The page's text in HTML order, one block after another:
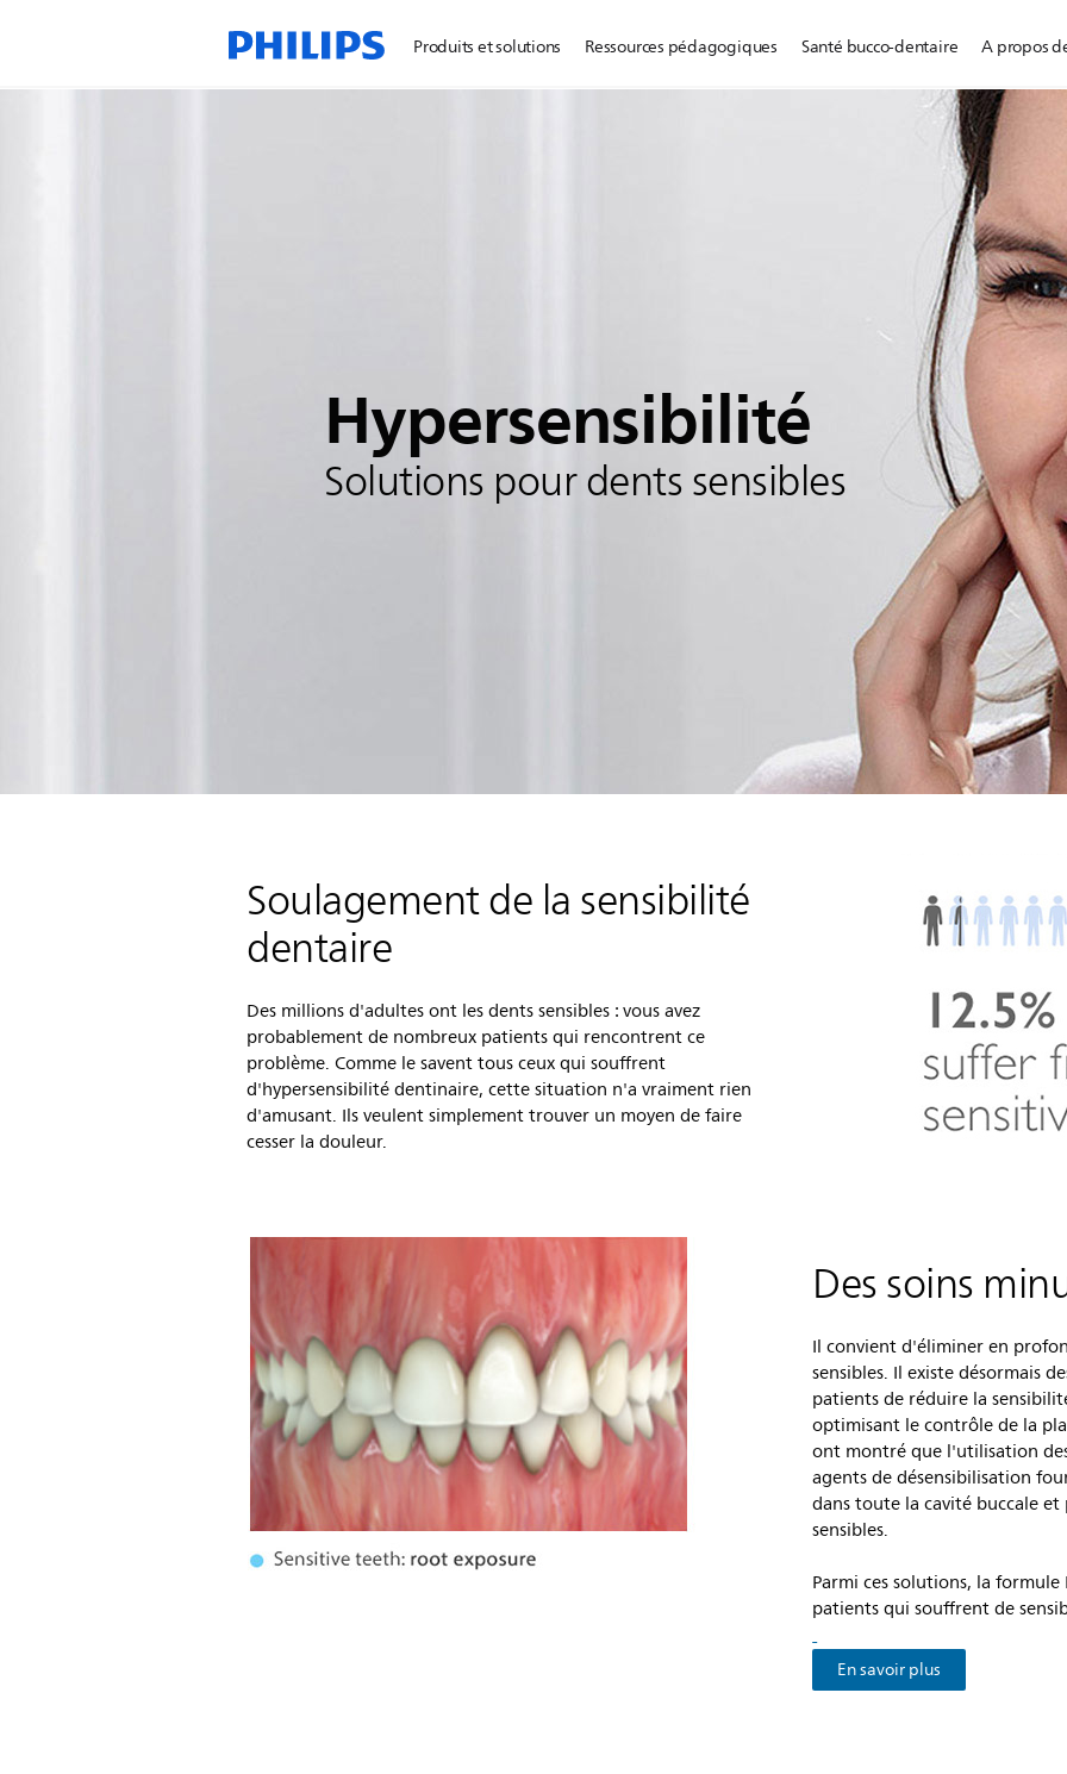
Produits et solutions Ressources pédagogiques Santé bucco-dentaire A propos
Hypersensibilité
Solutions pour dents sensibles
Soulagement de la sensibilité
dentaire
Des millions d'adultes ont les dents sensibles : vous avez
probablement de nombreux patients qui rencontrent ce
problème. Comme le savent tous ceux qui souffrent
d'hypersensibilité dentinaire, cette situation n'a vraiment rien
d'amusant. Ils veulent simplement trouver un moyen de faire
cesser la douleur.
Des soins
Il convient d'éliminer en
sensibles. Il existe désormais
patients de réduire la
optimisant le contrôle de la
ont montré que l'utilisation
agents de désensibilisation
dans toute la cavité buccale
sensibles.
Parmi ces solutions, la
patients qui souffrent de
En savoir plus